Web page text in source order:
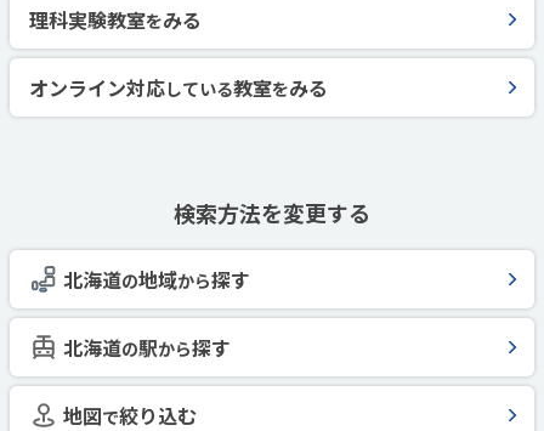
理科実験教室をみる
オンライン対応している教室をみる
検索方法を変更する
北海道の地域から探す
北海道の駅から探す
地図で絞り込む